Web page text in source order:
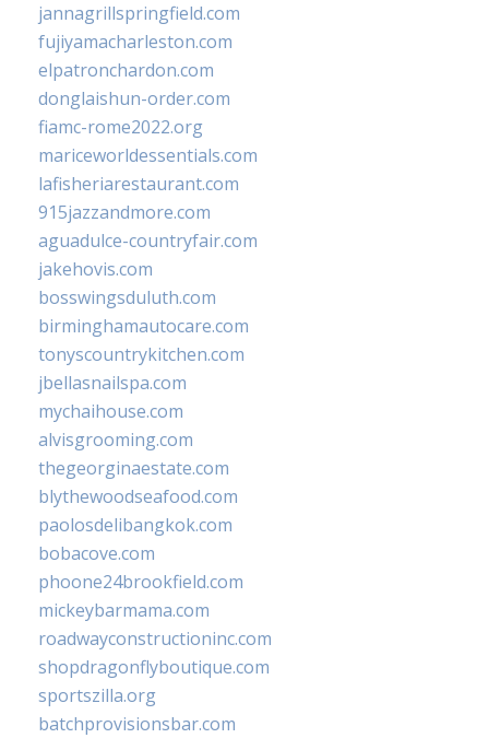
jannagrillspringfield.com
fujiyamacharleston.com
elpatronchardon.com
donglaishun-order.com
fiamc-rome2022.org
mariceworldessentials.com
lafisheriarestaurant.com
915jazzandmore.com
aguadulce-countryfair.com
jakehovis.com
bosswingsduluth.com
birminghamautocare.com
tonyscountrykitchen.com
jbellasnailspa.com
mychaihouse.com
alvisgrooming.com
thegeorginaestate.com
blythewoodseafood.com
paolosdelibangkok.com
bobacove.com
phoone24brookfield.com
mickeybarmama.com
roadwayconstructioninc.com
shopdragonflyboutique.com
sportszilla.org
batchprovisionsbar.com